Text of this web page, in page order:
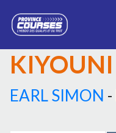
KIYOUNI
EARL SIMON -